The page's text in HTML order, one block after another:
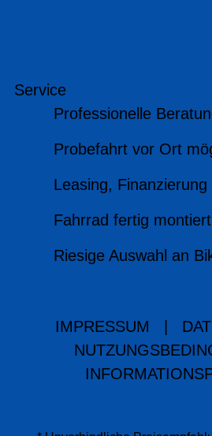
Service
Professionelle
Probefahrt vor Ort
Leasing, Finanzierung
Fahrrad fertig montiert
Riesige Auswahl an
IMPRESSUM